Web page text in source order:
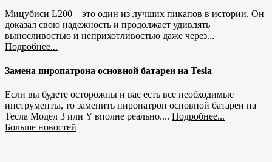
Мицубиси L200 – это один из лучших пикапов в истории. Он
доказал свою надежность и продолжает удивлять
выносливостью и неприхотливостью даже через...
Подробнее...
Замена пиропатрона основной батареи на Tesla
Если вы будете осторожны и вас есть все необходимые
инструменты, то заменить пиропатрон основной батареи на
Тесла Модел 3 или Y вполне реально.... Подробнее...
Больше новостей